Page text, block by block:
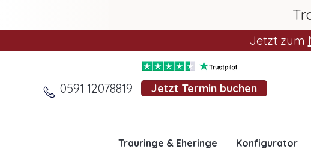
Jetzt zum
0591 12078819 Jetzt Termin buchen
Trauringe & Eheringe Konfigurator